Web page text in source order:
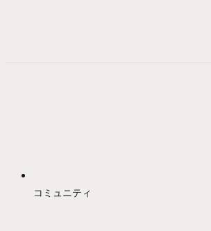
コミュニティ